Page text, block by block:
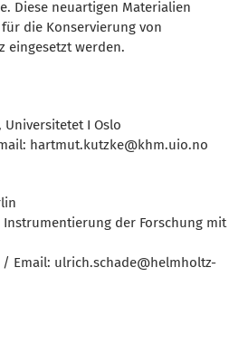
Diese neuartigen Materialien
die Konservierung von
eingesetzt werden.
I Oslo
hartmut.kutzke@khm.uio.no
der Forschung mit
/ Email: ulrich.schade@helmholtz-